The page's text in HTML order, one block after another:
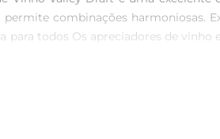
permite combinações harmoniosas.
para todos Os apreciadores de
Embalagem prática e